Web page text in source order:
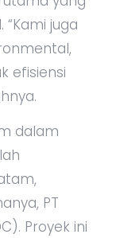
juga
efisiensi
dalam
PT
Proyek ini